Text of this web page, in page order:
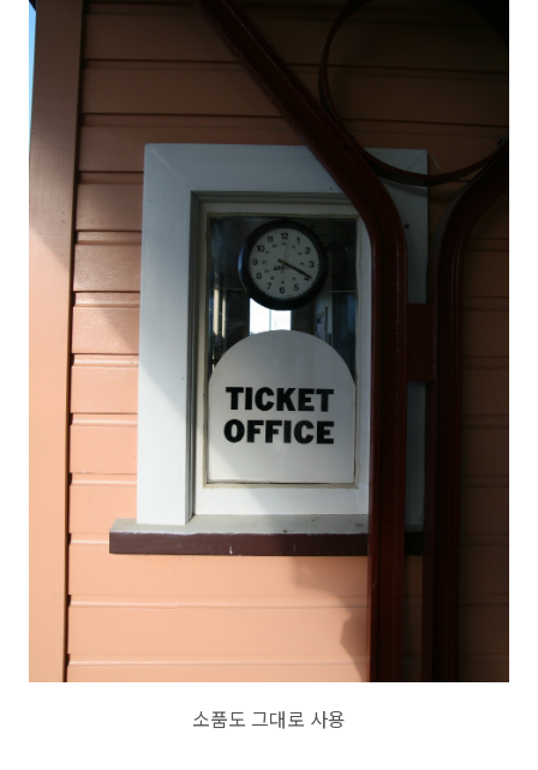
소품도 그대로 사용